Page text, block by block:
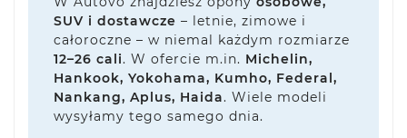
SUV i dostawcze – letnie, zimowe i
całoroczne – w niemal każdym rozmiarze
12–26 cali. W ofercie m.in. Michelin,
Hankook, Yokohama, Kumho, Federal,
Nankang, Aplus, Haida. Wiele modeli
wysyłamy tego samego dnia.